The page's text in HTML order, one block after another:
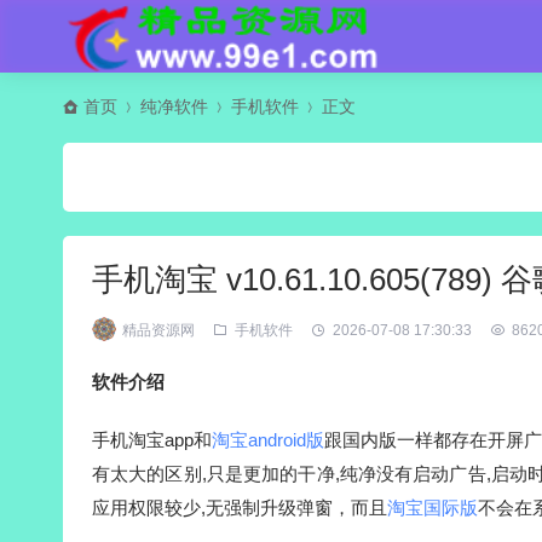
首页 纯净软件 手机软件 正文
手机淘宝 v10.61.10.605(789)
精品资源网 手机软件 2026-07-08 17:30:33
软件介绍
手机淘宝app和淘宝android版跟国内版一样都存在开屏
有太大的区别,只是更加的干净,纯净没有启动广告,启动
应用权限较少,无强制升级弹窗，而且 淘宝国际版不会在